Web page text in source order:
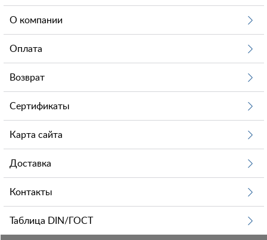
О компании
Оплата
Возврат
Сертификаты
Карта сайта
Доставка
Контакты
Таблица DIN/ГОСТ